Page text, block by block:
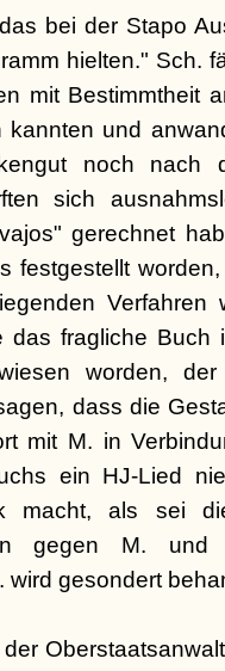
bei der Stapo
hielten." Sch.
mit Bestimmtheit
kannten und
noch nach
sich
gerechnet
festgestellt
Verfahren
das fragliche Buch
worden,
dass die
mit M. in
ein HJ-Lied
macht, als sei
gegen M. und
wird gesondert